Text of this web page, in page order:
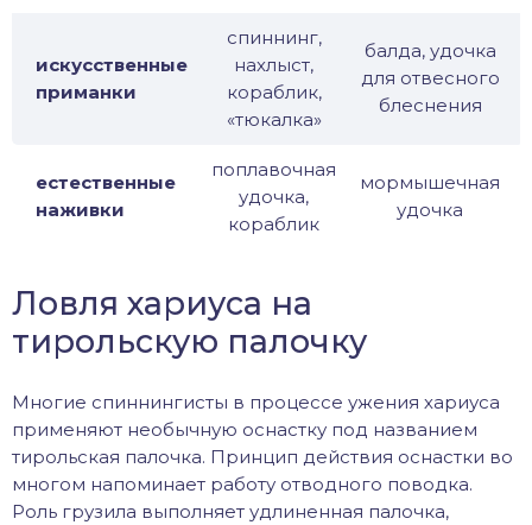
искусственные
приманки
спиннинг,
нахлыст,
кораблик,
«тюкалка»
балда, удочка
для отвесного
блеснения
естественные
наживки
поплавочная
удочка,
кораблик
мормышечная
удочка
Ловля хариуса на
тирольскую палочку
Многие спиннингисты в процессе ужения хариуса
применяют необычную оснастку под названием
тирольская палочка. Принцип действия оснастки во
многом напоминает работу отводного поводка.
Роль грузила выполняет удлиненная палочка,